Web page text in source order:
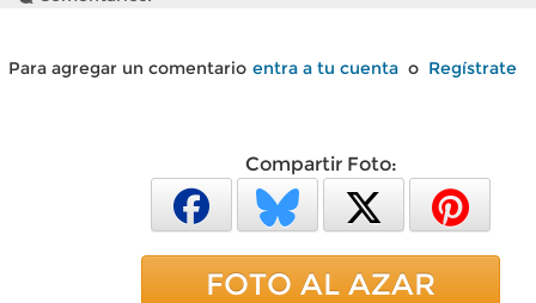
Para agregar un comentario entra a tu cuenta o Regístrate
Compartir Foto:
FOTO AL AZAR